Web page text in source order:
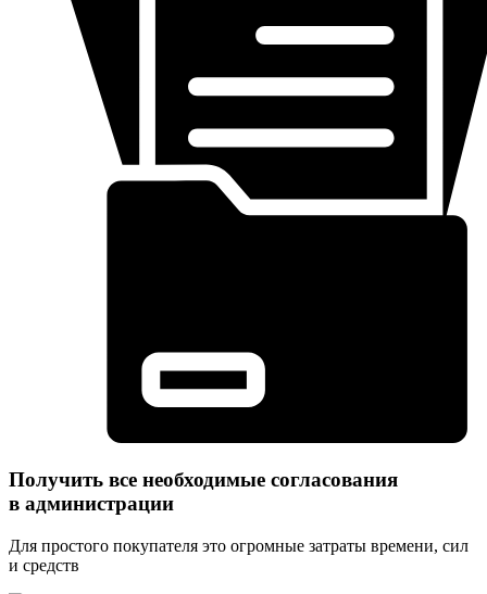
Получить все необходимые согласования
в администрации
Для простого покупателя это огромные затраты времени, сил
и средств